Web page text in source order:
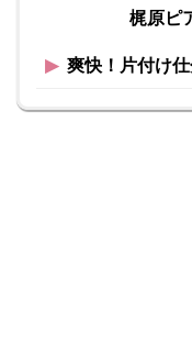
梶原ピ
▶︎ 爽快！片付け